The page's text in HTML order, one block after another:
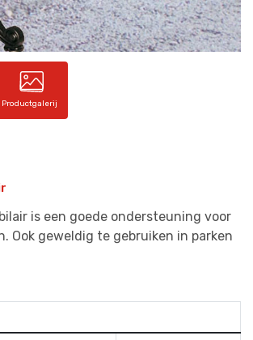
Productgalerij
is een goede ondersteuning voor
Ook geweldig te gebruiken in parken